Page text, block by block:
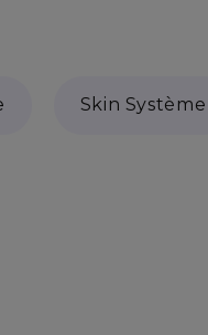
Skin Système